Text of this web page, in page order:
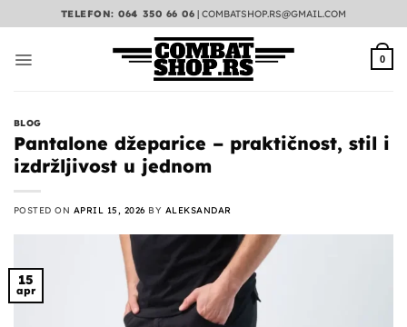
na
TELEFON: 064 350 66 06 |COMBATSHOP.RS@GMAIL.COM
0
BLOG
Pantalone džeparice – praktičnost, stil i
izdržljivost u jednom
POSTED ON APRIL 15, 2026 BY ALEKSANDAR
15
apr